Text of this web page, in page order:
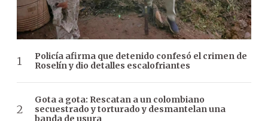
Policía afirma que detenido confesó el crimen de
Roselín y dio detalles escalofriantes
Gota a gota: Rescatan a un colombiano
secuestrado y torturado y desmantelan una
banda de usura